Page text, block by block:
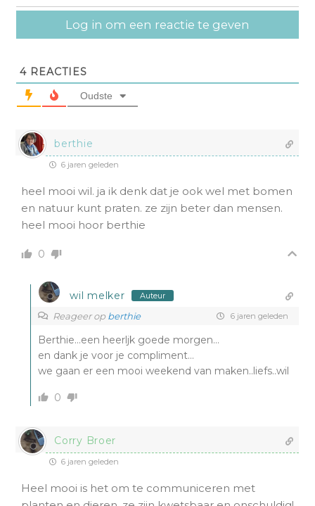
Log in om een reactie te geven
4 REACTIES
Oudste
berthie
6 jaren geleden
heel mooi wil. ja ik denk dat je ook wel met bomen
en natuur kunt praten. ze zijn beter dan mensen.
heel mooi hoor berthie
0
wil melker Auteur
Reageer op berthie 6 jaren geleden
Berthie…een heerljk goede morgen…
en dank je voor je compliment…
we gaan er een mooi weekend van maken..liefs..wil
0
Corry Broer
6 jaren geleden
Heel mooi is het om te communiceren met